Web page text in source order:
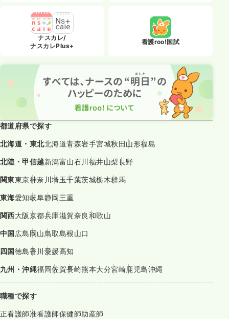
ナスカレ/
ナスカレPlus+
看護roo!国試
都道府県で探す
北海道・東北北海道青森岩手宮城秋田山形福島
北陸・甲信越新潟富山石川福井山梨長野
関東東京神奈川埼玉千葉茨城栃木群馬
東海愛知岐阜静岡三重
関西大阪京都兵庫滋賀奈良和歌山
中国広島岡山鳥取島根山口
四国徳島香川愛媛高知
九州・沖縄福岡佐賀長崎熊本大分宮崎鹿児島沖縄
職種で探す
正看護師准看護師保健師助産師